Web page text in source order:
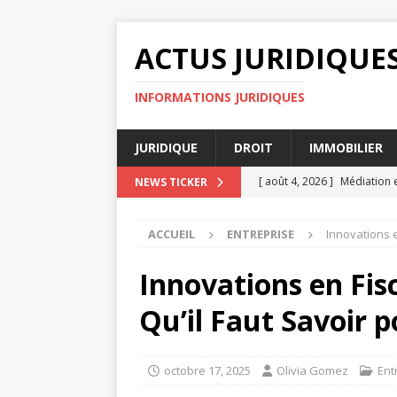
ACTUS
INFORMATIONS JURIDIQUES
JURIDIQUE DROIT IMMOBILIER
NEWS TICKER [ août 4, 2026 ] Médiation
planification
AVOCAT
[ juillet 27, 2026 ]
[ août 8, 2026 ]
ACCUEIL ENTREPRISE Innovations
Innovations en
Qu’il Faut Savoir
octobre 17, 2025 Olivia Gomez